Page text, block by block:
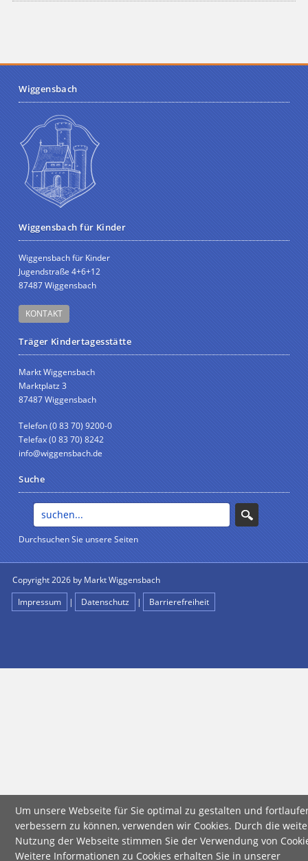
Wiggensbach
Wiggensbach für Kinder
Wiggensbach für Kinder
Jugendstraße 4+6+12
87487 Wiggensbach
KONTAKT
Träger Kindertagesstätte
Markt Wiggensbach
Marktplatz 3
87487 Wiggensbach
Telefon (0 83 70) 9200-0
Telefax (0 83 70) 8242
info@wiggensbach.de
Suche
Durchsuchen Sie unsere Seiten
Copyright 2026 by Markt Wiggensbach
Impressum
| Datenschutz | Barrierefreiheit
Um unsere Webseite für Sie optimal zu gestalten und
verbessern zu können, verwenden wir Cookies. Durch die
Nutzung der Webseite stimmen Sie der Verwendung von
Weitere Informationen zu Cookies erhalten Sie in unserer